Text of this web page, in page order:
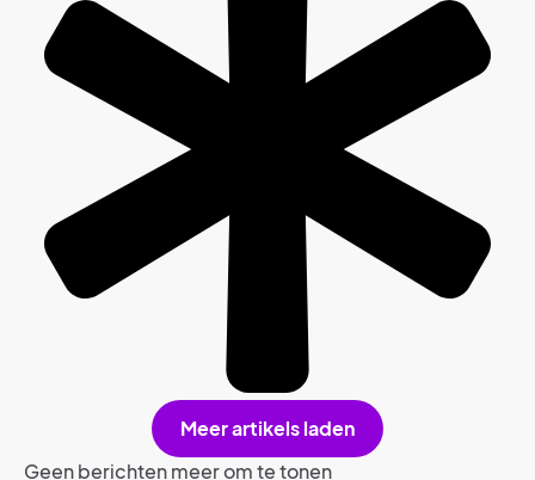
Meer artikels laden
Geen berichten meer om te tonen